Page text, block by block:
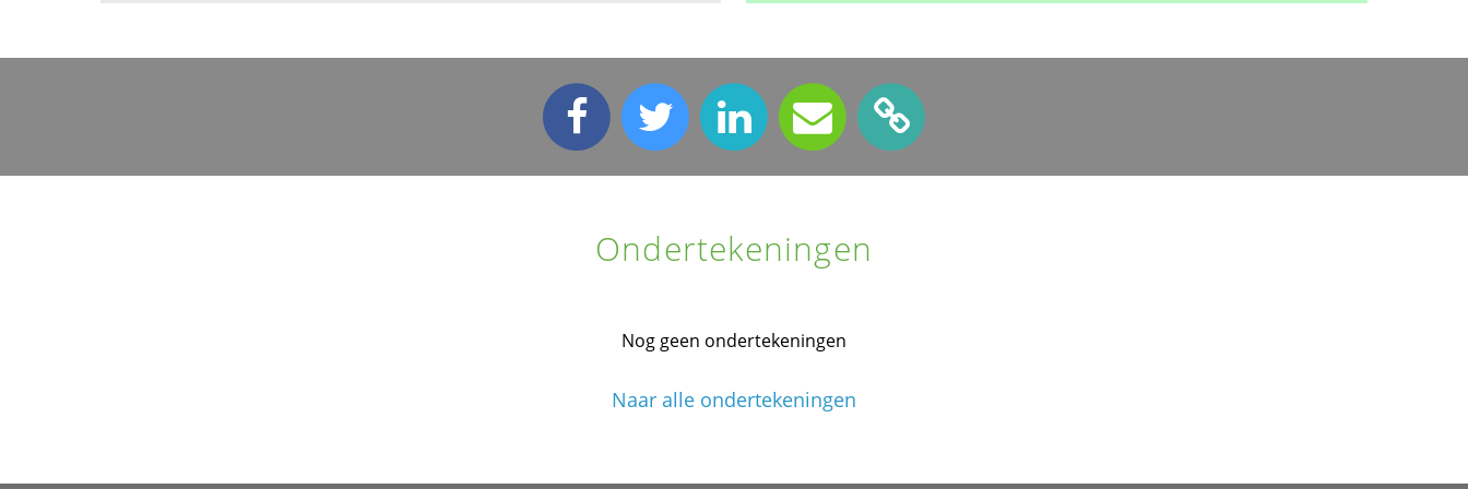
Ondertekeningen
Nog geen ondertekeningen
Naar alle ondertekeningen